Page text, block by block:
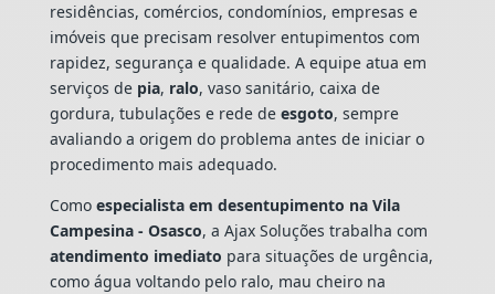
residências, comércios, condomínios, empresas e
imóveis que precisam resolver entupimentos com
rapidez, segurança e qualidade. A equipe atua em
serviços de pia, ralo, vaso sanitário, caixa de
gordura, tubulações e rede de esgoto, sempre
avaliando a origem do problema antes de iniciar o
procedimento mais adequado.
Como especialista em desentupimento na Vila
Campesina - Osasco, a Ajax Soluções trabalha com
atendimento imediato para situações de urgência,
como água voltando pelo ralo, mau cheiro na